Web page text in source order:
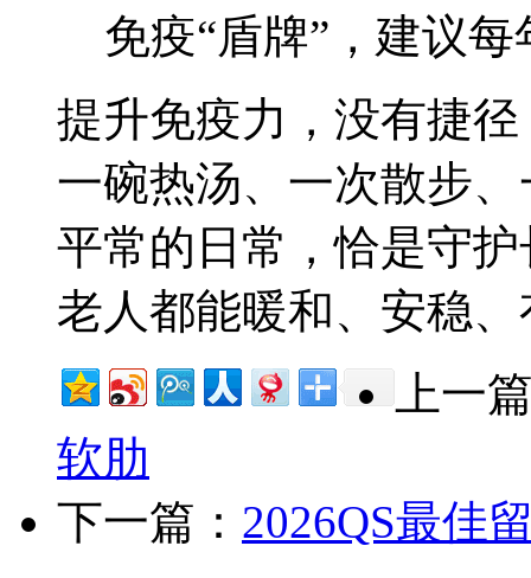
免疫“盾牌”，建议
提升免疫力，没有捷
一碗热汤、一次散步
平常的日常，恰是守
老人都能暖和、安稳
上一
软肋
下一篇： 2026QS最佳